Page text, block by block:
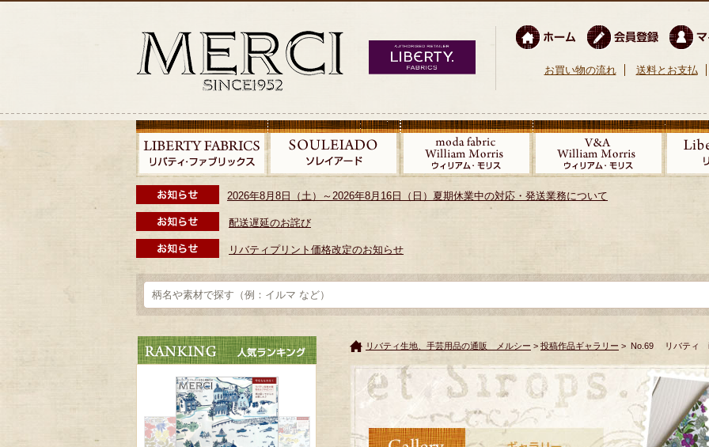
お買い物の流れ 送料とお支払
2026年8月8日（土）～2026年8月16日（日）夏期休業中の対応・発送業務について
配送遅延のお詫び
リバティプリント価格改定のお知らせ
リバティ生地、手芸用品の通販 メルシー > 投稿作品ギャラリー > No.69 リバティ